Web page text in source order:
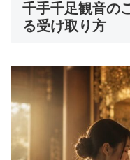
千手千足観音の
る受け取り方